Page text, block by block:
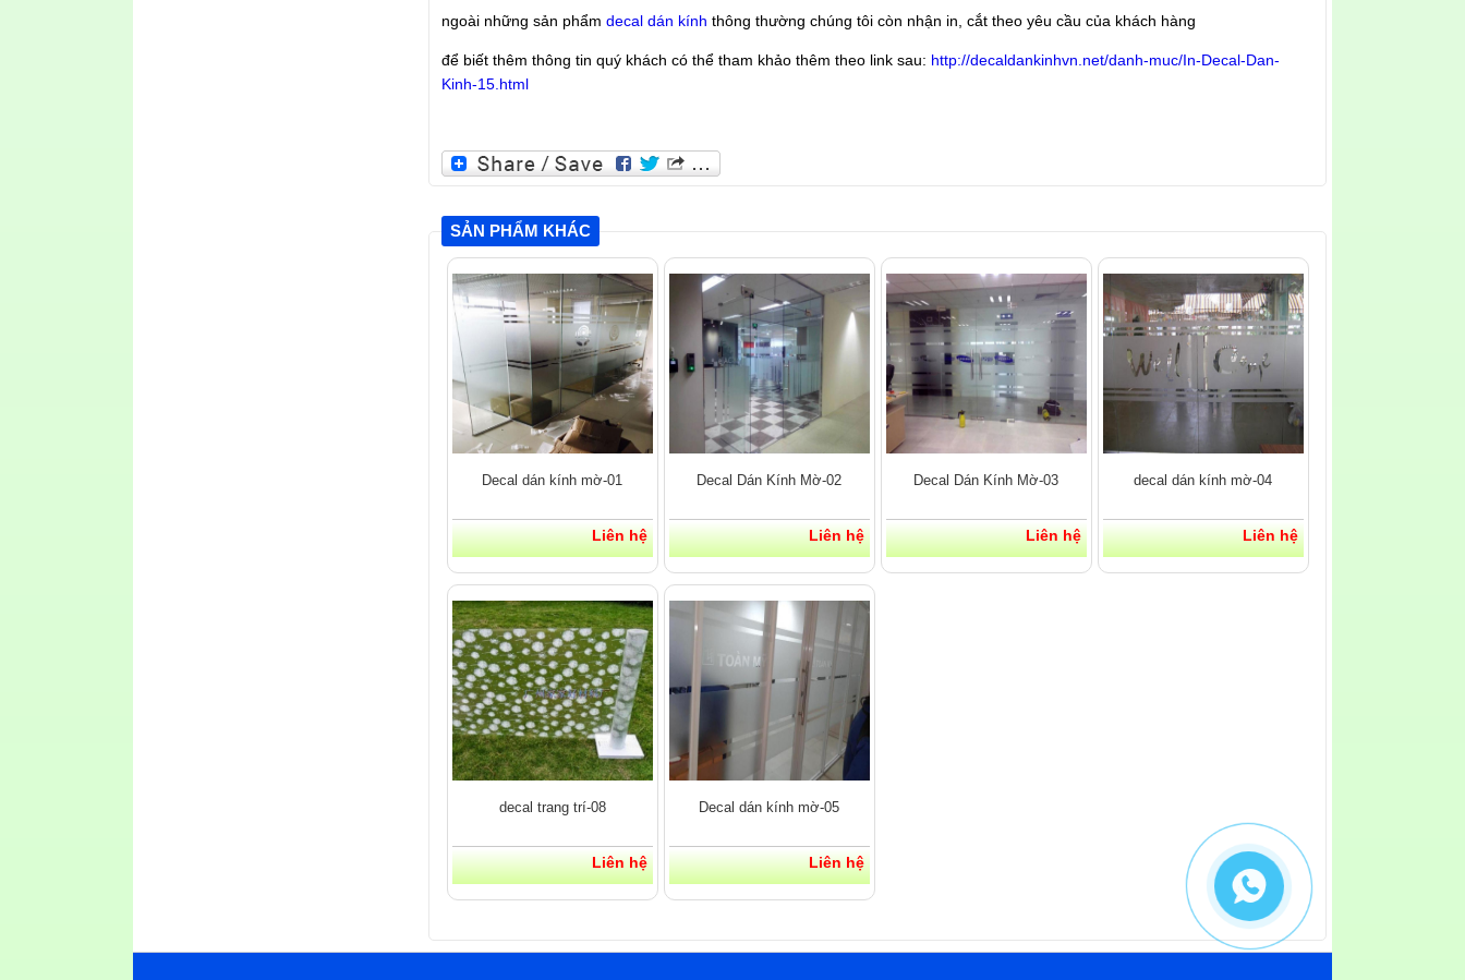
ngoài những sản phẩm decal dán kính thông thường chúng tôi còn nhận in, cắt theo yêu cầu của khách hàng
để biết thêm thông tin quý khách có thể tham khảo thêm theo link sau: http://decaldankinhvn.net/danh-muc/In-Decal-Dan-
Kinh-15.html
SẢN PHẨM KHÁC
Decal dán kính mờ-01
Liên hệ
Decal Dán Kính Mờ-02
Liên hệ
Decal Dán Kính Mờ-03
Liên hệ
decal dán kính mờ-04
Liên hệ
decal trang trí-08
Liên hệ
Decal dán kính mờ-05
Liên hệ